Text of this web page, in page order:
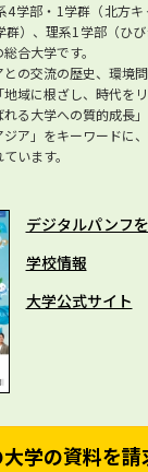
4学部・1学群（北方キ
群）、理系1学部（ひ
合大学です。
の交流の歴史、環境
域に根ざし、時代を
る大学への質的成長
ア」をキーワードに
います。
デジタルパンフ
学校情報
大学公式サイト
大学の資料を請